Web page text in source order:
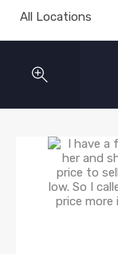
All Locations